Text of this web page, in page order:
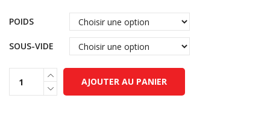
POIDS
SOUS-VIDE
AJOUTER AU PANIER